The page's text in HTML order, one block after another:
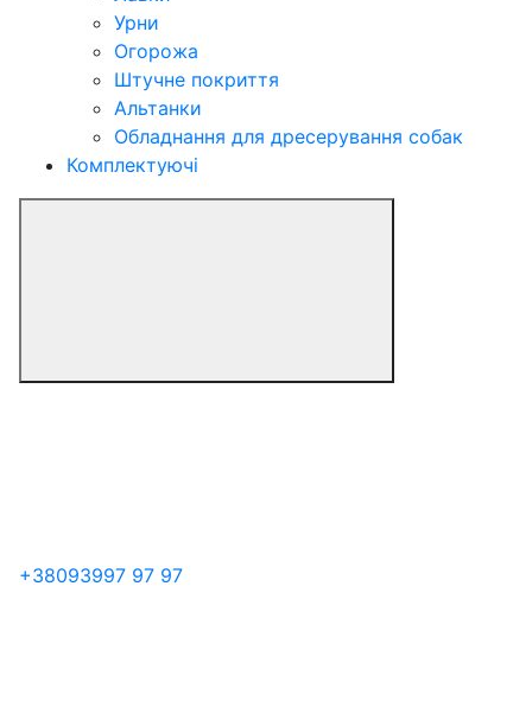
Урни
Огорожа
Штучне покриття
Альтанки
Обладнання для дресерування собак
Комплектуючі
+38093997 97 97